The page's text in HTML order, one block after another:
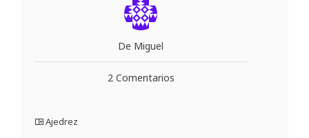
De Miguel
2 Comentarios
Ajedrez